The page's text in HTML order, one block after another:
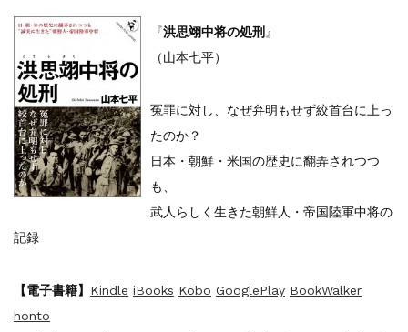
『洪思翊中将の処刑 』
（山本七平）
冤罪に対し、なぜ弁明もせず絞首台に上っ
たのか？
日本・朝鮮・米国の歴史に翻弄されつつ
も、
武人らしく生きた朝鮮人・帝国陸軍中将の
記録
【電子書籍】 Kindle iBooks Kobo GooglePlay BookWalker
honto